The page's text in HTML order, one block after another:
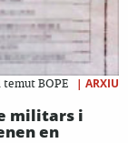
BOPE | ARXIU
militars i
en